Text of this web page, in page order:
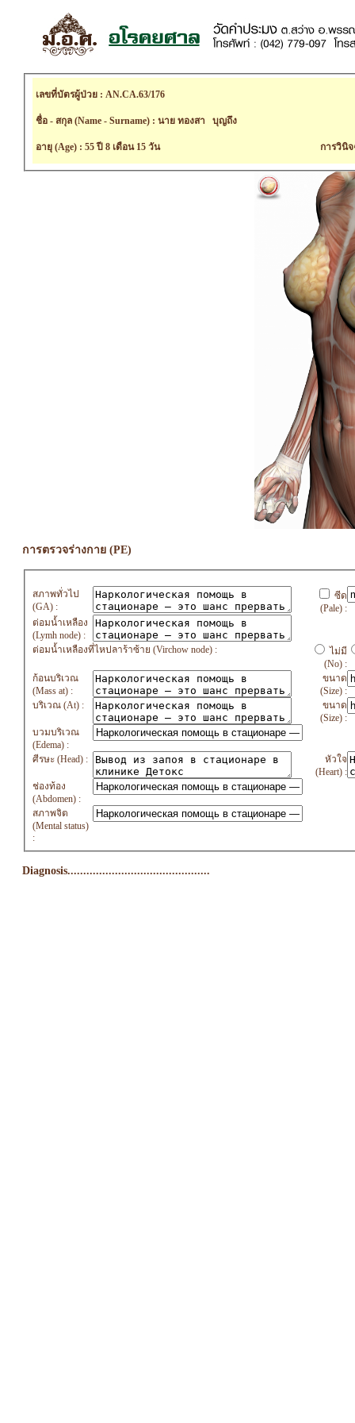
เลขที่บัตรผู้ป่วย : AN.CA.63/176
ชื่อ - สกุล (Name - Surname) : นาย ทองสา บุญถึง
อายุ (Age) : 55 ปี 8 เดือน 15 วัน การวินิ
การตรวจร่างกาย (PE)
สภาพทั่วไป
(GA) :
ซีด
(Pale) :
ต่อมน้ำเหลือง
(Lymh node) :
ต่อมน้ำเหลืองที่ไหปลาร้าซ้าย (Virchow node) :
ไม่มี
(No) :
ก้อนบริเวณ
(Mass at) :
ขนาด
(Size) :
บริเวณ (At) :
ขนาด
(Size) :
บวมบริเวณ
(Edema) :
ศีรษะ (Head) :
หัวใจ
(Heart) :
ช่องท้อง
(Abdomen) :
สภาพจิต
(Mental status)
:
Diagnosis.............................................